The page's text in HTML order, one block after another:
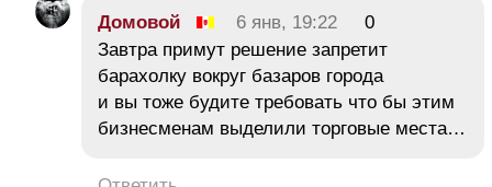
Домовой 6 янв, 19:22
0
Завтра примут решение запретит
барахолку вокруг базаров города
и вы тоже будите требовать что бы этим
бизнесменам выделили торговые места…